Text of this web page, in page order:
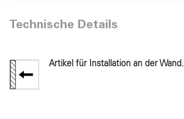
Technische Details
Artikel für Installation an der Wand.